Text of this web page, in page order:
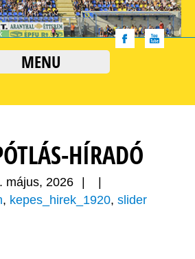
MENU
HÍRADÓ
május, 2026
, kepes_hirek_1920, slider